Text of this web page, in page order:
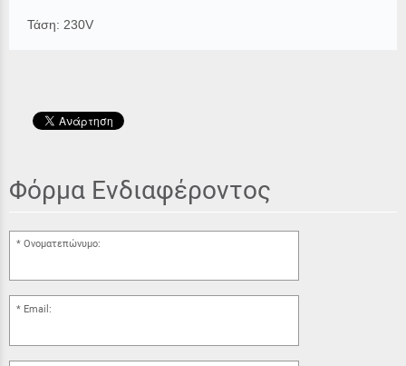
Τάση: 230V
Φόρμα Ενδιαφέροντος
Ονοματεπώνυμο:
Email: